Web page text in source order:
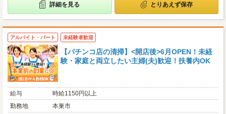
詳細を見る とりあえず保存
アルバイト・パート 未経験者歓迎
【パチンコ店の清掃】<開店後>6月OPEN！未経
験・家庭と両立したい主婦(夫)歓迎！扶養内OK
給与
時給1150円以上
勤務地
本巣市